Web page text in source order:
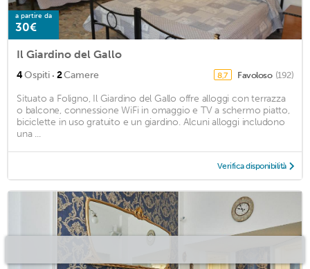
a partire da
30€
Il Giardino del Gallo
4Ospiti · 2Camere 8,7 Favoloso (192)
Situato a Foligno, Il Giardino del Gallo offre alloggi con terrazza
o balcone, connessione WiFi in omaggio e TV a schermo piatto,
biciclette in uso gratuito e un giardino. Alcuni alloggi includono
una ...
Verifica disponibilità